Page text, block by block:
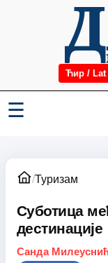
Ћир / Lat
☰
/Туризам
Суботица
дестинације
Санда